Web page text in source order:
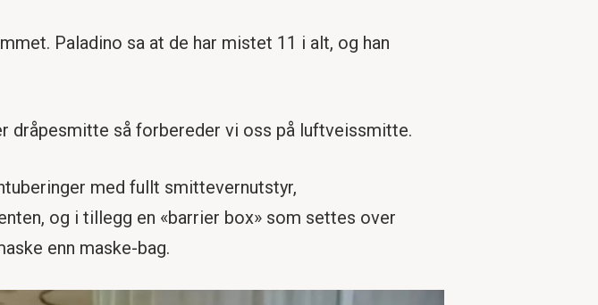
Paladino sa at de har mistet 11 i alt, og han
dråpesmitte så forbereder vi oss på luftveissmitte.
med fullt smittevernutstyr,
og i tillegg en «barrier box» som settes over
enn maske-bag.